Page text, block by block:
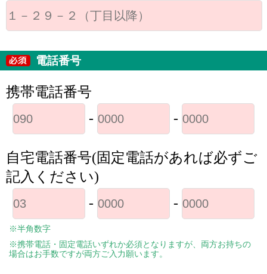
電話番号
携帯電話番号
-
-
自宅電話番号(固定電話があれば必ずご
記入ください)
-
-
※半角数字
※携帯電話・固定電話いずれか必須となりますが、両方お持ちの
場合はお手数ですが両方ご入力願います。